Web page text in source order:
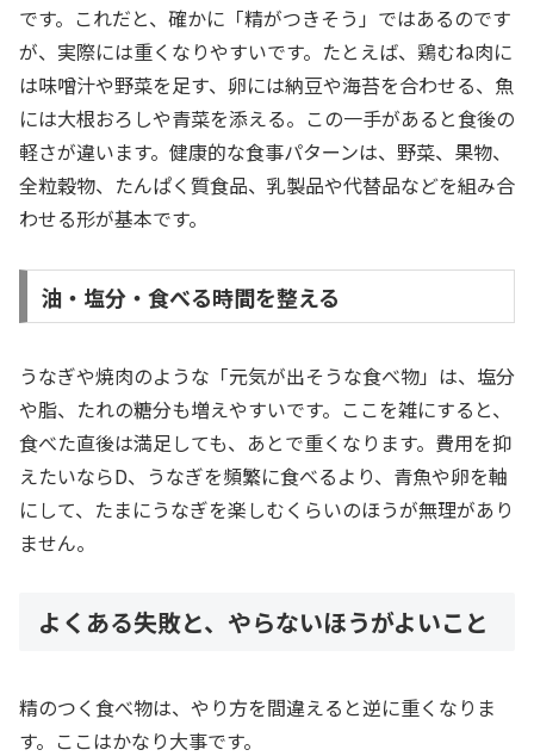
です。これだと、確かに「精がつきそう」ではあるのです
が、実際には重くなりやすいです。たとえば、鶏むね肉に
は味噌汁や野菜を足す、卵には納豆や海苔を合わせる、魚
には大根おろしや青菜を添える。この一手があると食後の
軽さが違います。健康的な食事パターンは、野菜、果物、
全粒穀物、たんぱく質食品、乳製品や代替品などを組み合
わせる形が基本です。
油・塩分・食べる時間を整える
うなぎや焼肉のような「元気が出そうな食べ物」は、塩分
や脂、たれの糖分も増えやすいです。ここを雑にすると、
食べた直後は満足しても、あとで重くなります。費用を抑
えたいならD、うなぎを頻繁に食べるより、青魚や卵を軸
にして、たまにうなぎを楽しむくらいのほうが無理があり
ません。
よくある失敗と、やらないほうがよいこと
精のつく食べ物は、やり方を間違えると逆に重くなりま
す。ここはかなり大事です。